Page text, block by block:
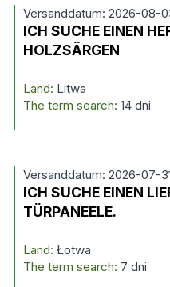
Versanddatum: 2026-08-
ICH SUCHE EINEN
HOLZSÄRGEN
Land: Litwa
The term search: 14 dni
Versanddatum: 2026-07-
ICH SUCHE EINEN
TÜRPANEELE.
Land: Łotwa
The term search: 7 dni